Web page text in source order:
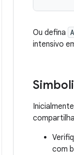
Ou defina
intensivo
com